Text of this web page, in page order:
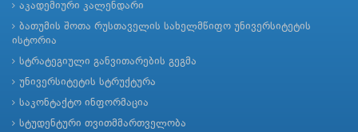
აკადემიური კალენდარი
ბათუმის შოთა რუსთაველის სახელმწიფო უნივერსიტეტის
ისტორია
სტრატეგიული განვითარების გეგმა
უნივერსიტეტის სტრუქტურა
საკონტაქტო ინფორმაცია
სტუდენტური თვითმმართველობა